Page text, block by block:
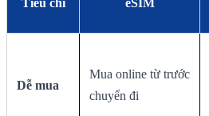
Dễ mua
Mua online từ trước
chuyến đi